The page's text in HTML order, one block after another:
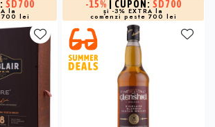
SD700
la
700 lei
-15% | CUPON: SD700
și -3% EXTRA la
comenzi peste 700 lei